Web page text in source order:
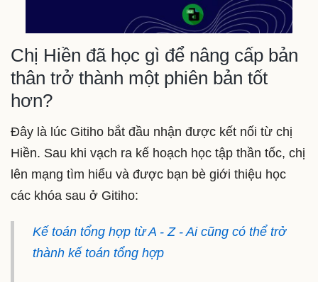
Chị Hiền đã học gì để nâng cấp bản
thân trở thành một phiên bản tốt
hơn?
Đây là lúc Gitiho bắt đầu nhận được kết nối từ chị
Hiền. Sau khi vạch ra kế hoạch học tập thần tốc, chị
lên mạng tìm hiểu và được bạn bè giới thiệu học
các khóa sau ở Gitiho:
Kế toán tổng hợp từ A - Z - Ai cũng có thể trở
thành kế toán tổng hợp